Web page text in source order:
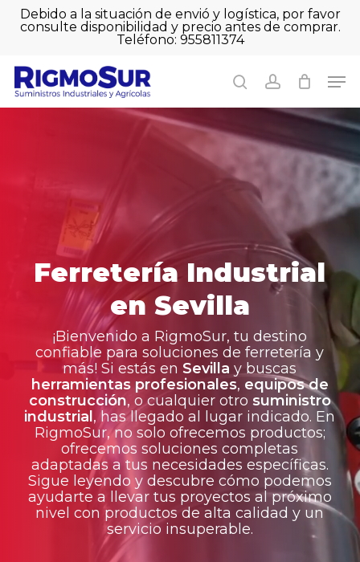
SkipDebido a la situación de envió y logística, por favor
consulte disponibilidad y precio antes de comprar.
Teléfono: 955811374
searchaccount
Cart Close
Ferretería Industrial
en Sevilla
¡Bienvenido a RigmoSur, tu destino
confiable para soluciones de ferretería y
más! Si estás enSevilla y buscas
herramientas profesionales, equipos de
construcción, o cualquier otro suministro
industrial , has llegado al lugar indicado. En
RigmoSur, no solo ofrecemos productos;
ofrecemos soluciones completas
adaptadas a tus necesidades específicas.
Sigue leyendo y descubre cómo podemos
ayudarte a llevar tus proyectos al próximo
nivel con productos de alta calidad y un
servicio insuperable.